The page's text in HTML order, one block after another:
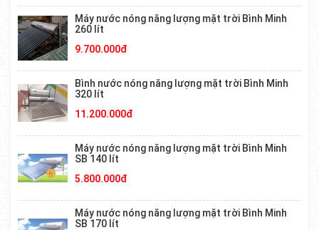
Máy nước nóng năng lượng mặt trời Bình Minh
260 lít
9.700.000đ
Bình nước nóng năng lượng mặt trời Bình Minh
320 lít
11.200.000đ
Máy nước nóng năng lượng mặt trời Bình Minh
SB 140 lít
5.800.000đ
Máy nước nóng năng lượng mặt trời Bình Minh
SB 170 lít